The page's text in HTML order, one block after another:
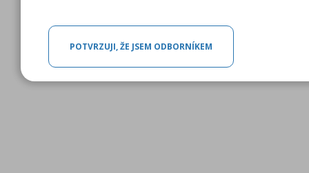
POTVRZUJI, ŽE JSEM ODBORNÍKEM